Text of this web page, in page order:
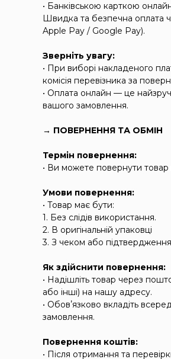
• Банківською карткою
Швидка та безпечна оплата
Apple Pay / Google Pay).
Зверніть увагу:
• При виборі накладеного
комісія перевізника за
• Оплата онлайн — це
вашого замовлення.
→ ПОВЕРНЕННЯ ТА ОБМІН
Термін повернення:
• Ви можете повернути
Умови повернення:
• Товар має бути:
1. Без слідів використання.
2. В оригінальній упаковці
3. З чеком або
Як здійснити повернення:
• Надішліть товар через
або інші) на нашу адресу.
• Обовʼязково вкладіть
замовлення.
Повернення коштів:
• Після отримання та